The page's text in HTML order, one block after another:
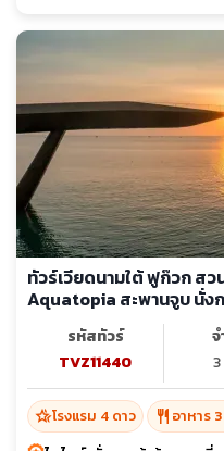
ทัวร์เวียดนามใต้ ฟูก๊วก ส
Aquatopia สะพานจูบ นั่ง
รหัสทัวร์
TVZ11440
hotel_classโรงแรม 4 ดาว restaurant อาหาร